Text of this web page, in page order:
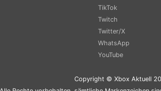
TikTok
Twitch
Twitter/X
WhatsApp
YouTube
Copyright © Xbox Aktuell